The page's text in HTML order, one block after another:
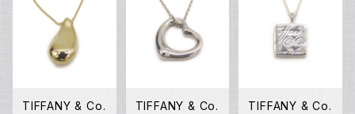
TIFFANY & Co.
TIFFANY & Co.
TIFFANY & Co.